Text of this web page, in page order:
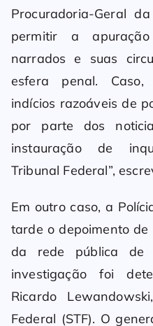
Procuradoria-Geral
permitir a
narrados e suas
esfera penal. Caso,
indícios razoáveis de
por parte dos
instauração de
Tribunal Federal”,
Em outro caso, a
tarde o depoimento de
da rede pública de
investigação foi
Ricardo
Federal (STF). O